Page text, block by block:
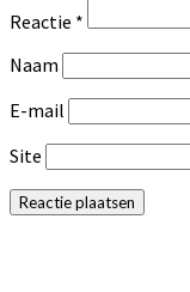
Reactie *
Naam
E-mail
Site